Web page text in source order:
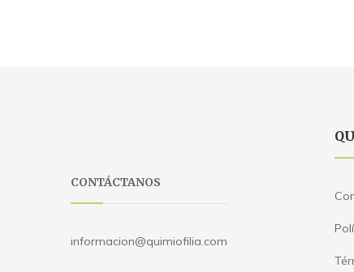
CONTÁCTANOS
informacion@quimiofilia.com